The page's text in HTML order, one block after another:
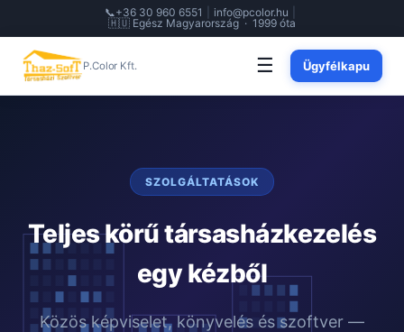
📞+36 30 960 6551 info@pcolor.hu
🇭🇺 Egész Magyarország · 1999 óta
P.Color Kft. ☰ Ügyfélkapu
SZOLGÁLTATÁSOK
Teljes körű társasházkezelés
egy kézből
Közös képviselet, könyvelés és szoftver —